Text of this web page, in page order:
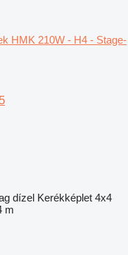
HMK 210W - H4 - Stage-
dízel Kerékképlet 4x4
m